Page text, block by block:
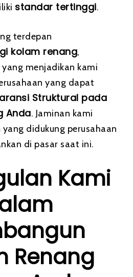
standar tertinggi.
terdepan
kolam renang,
yang menjadikan kami
yang dapat
Struktural pada
Anda. Jaminan kami
didukung perusahaan
di pasar saat ini.
Kami
Renang